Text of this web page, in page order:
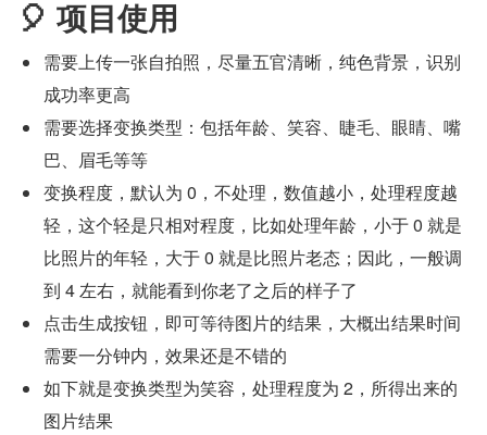
🎈 项目使用
需要上传一张自拍照，尽量五官清晰，纯色背景，识别
成功率更高
需要选择变换类型：包括年龄、笑容、睫毛、眼睛、嘴
巴、眉毛等等
变换程度，默认为 0，不处理，数值越小，处理程度越
轻，这个轻是只相对程度，比如处理年龄，小于 0 就是
比照片的年轻，大于 0 就是比照片老态；因此，一般调
到 4 左右，就能看到你老了之后的样子了
点击生成按钮，即可等待图片的结果，大概出结果时间
需要一分钟内，效果还是不错的
如下就是变换类型为笑容，处理程度为 2，所得出来的
图片结果